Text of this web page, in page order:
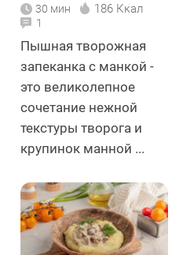
30 мин 186 Ккал
1
Пышная творожная
запеканка с манкой -
это великолепное
сочетание нежной
текстуры творога и
крупинок манной ...